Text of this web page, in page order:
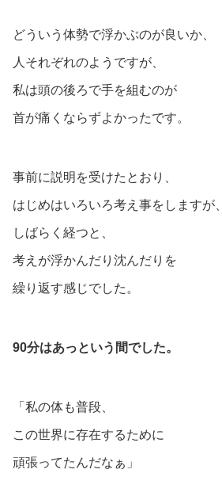
どういう体勢で浮かぶのが良いか、
人それぞれのようですが、
私は頭の後ろで手を組むのが
首が痛くならずよかったです。
事前に説明を受けたとおり、
はじめはいろいろ考え事をしますが、
しばらく経つと、
考えが浮かんだり沈んだりを
繰り返す感じでした。
90分はあっという間でした。
「私の体も普段、
この世界に存在するために
頑張ってたんだなぁ」